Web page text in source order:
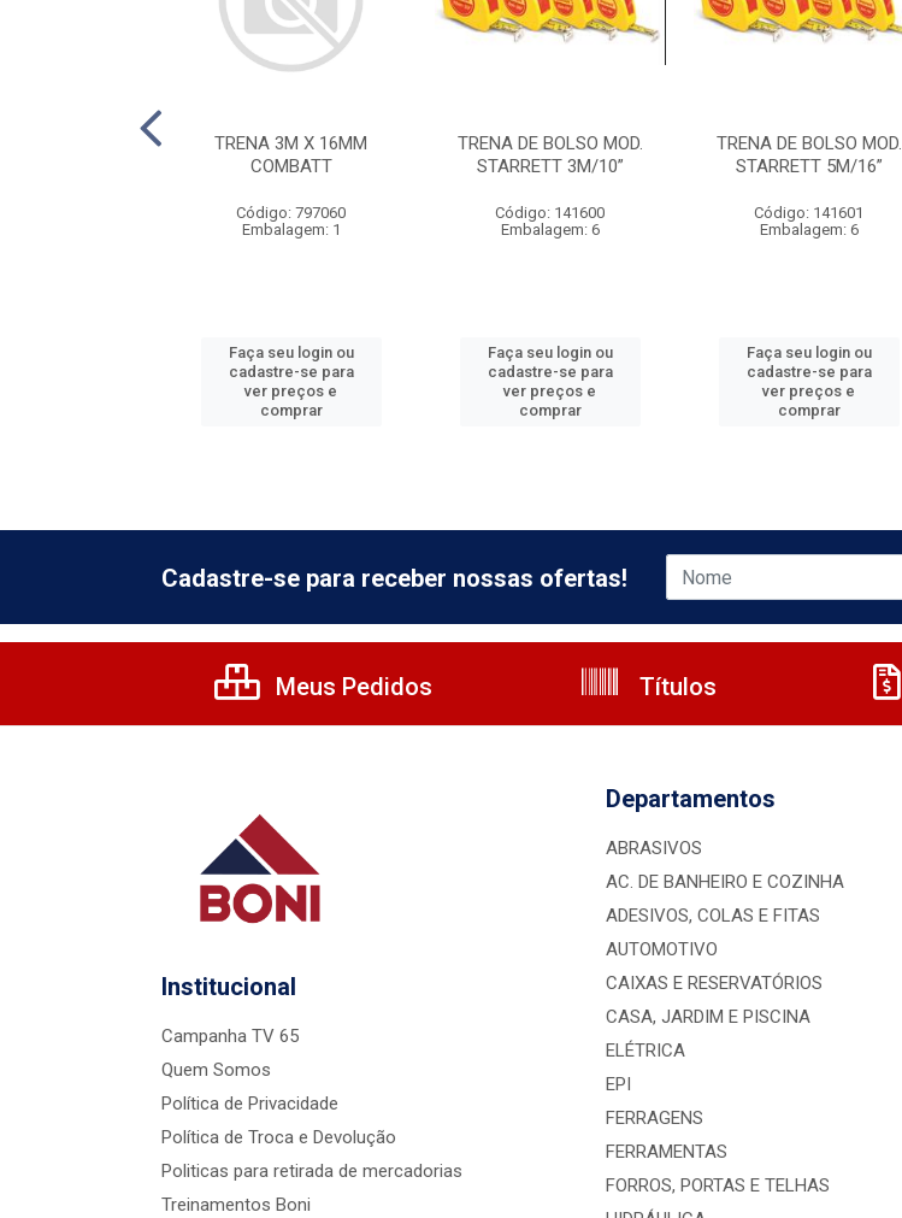
TRENA 3M X 16MM
COMBATT
Código: 797060
Embalagem: 1
Faça seu login ou
cadastre-se para
ver preços e
comprar
TRENA DE BOLSO MOD.
STARRETT 3M/10”
Código: 141600
Embalagem: 6
Faça seu login ou
cadastre-se para
ver preços e
comprar
TRENA DE BOLSO MOD.
STARRETT 5M/16”
Código: 141601
Embalagem: 6
Faça seu login ou
cadastre-se para
ver preços e
comprar
Cadastre-se para receber nossas ofertas!
Meus Pedidos Títulos
Institucional
Campanha TV 65
Quem Somos
Política de Privacidade
Política de Troca e Devolução
Politicas para retirada de mercadorias
Treinamentos Boni
Departamentos
ABRASIVOS
AC. DE BANHEIRO E COZINHA
ADESIVOS, COLAS E FITAS
AUTOMOTIVO
CAIXAS E RESERVATÓRIOS
CASA, JARDIM E PISCINA
ELÉTRICA
EPI
FERRAGENS
FERRAMENTAS
FORROS, PORTAS E TELHAS